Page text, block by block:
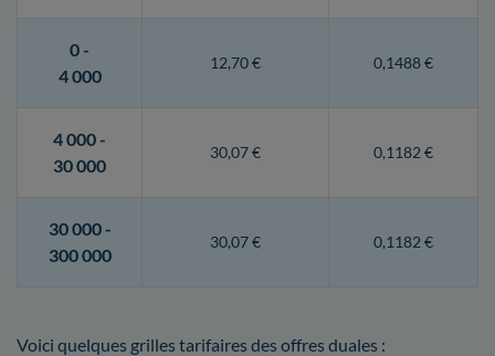
0 -
4 000
12,70 € 0,1488 €
4 000 -
30 000
30,07 € 0,1182 €
30 000 -
300 000
30,07 € 0,1182 €
Voici quelques grilles tarifaires des offres duales :